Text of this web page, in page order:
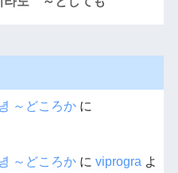
～どころかに
～どころかに viprogra よ